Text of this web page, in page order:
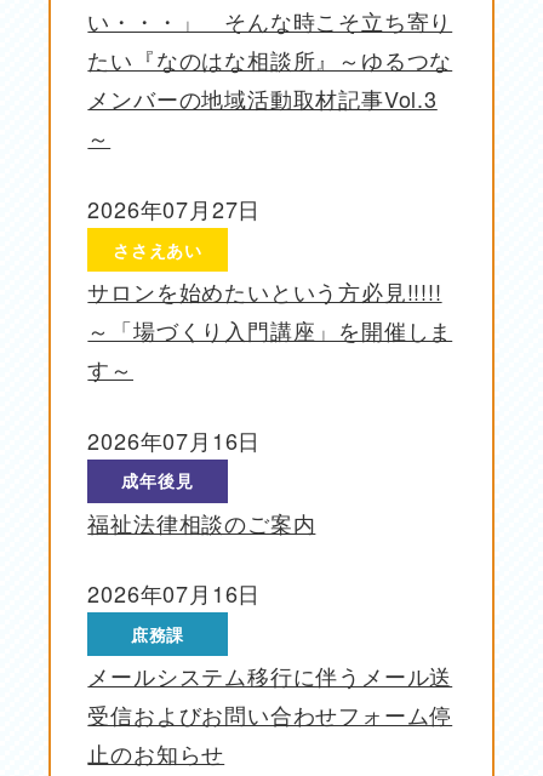
い・・・」 そんな時こそ立ち寄り
たい『なのはな相談所』～ゆるつな
メンバーの地域活動取材記事Vol.3
～
サロンを始めたいという方必見!!!!!
～「場づくり入門講座」を開催しま
す～
投稿日
2026年07月27日
ささえあい
福祉法律相談のご案内
投稿日
2026年07月16日
成年後見
メールシステム移行に伴うメール送
受信およびお問い合わせフォーム停
止のお知らせ
投稿日
2026年07月16日
庶務課